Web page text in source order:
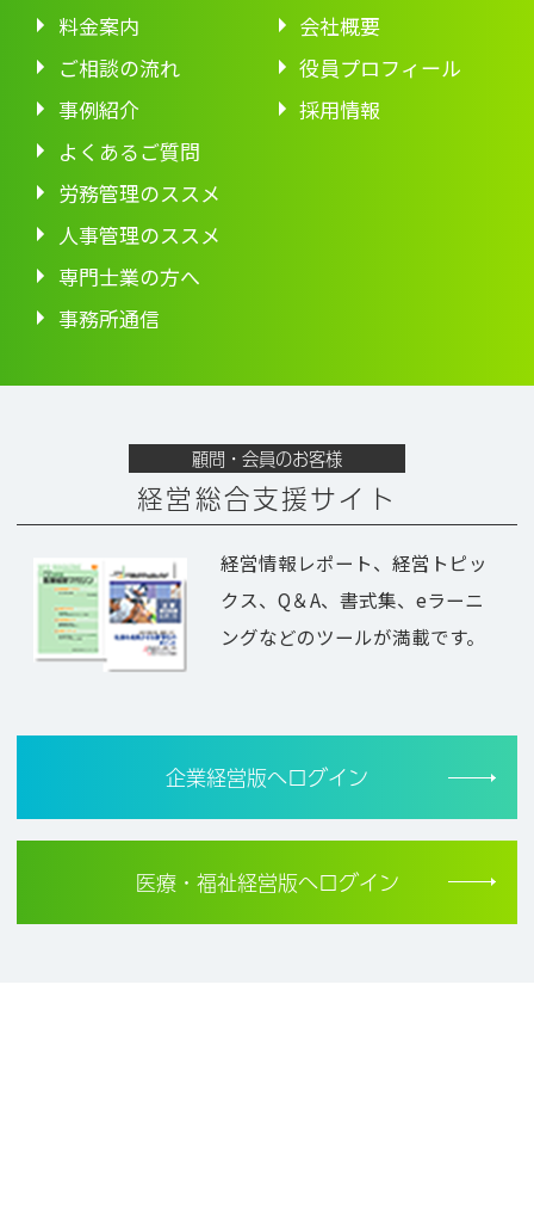
料金案内
ご相談の流れ
事例紹介
よくあるご質問
労務管理のススメ
人事管理のススメ
専門士業の方へ
事務所通信
会社概要
役員プロフィール
採用情報
顧問・会員のお客様
経営総合支援サイト
経営情報レポート、経営トピッ
クス、Q＆A、書式集、eラーニ
ングなどのツールが満載です。
企業経営版へログイン
医療・福祉経営版へログイン